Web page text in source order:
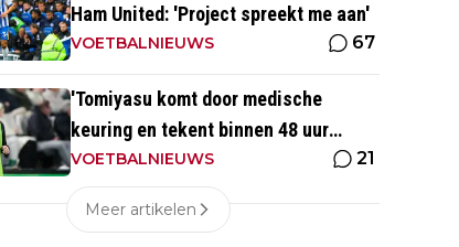
Ham United: 'Project spreekt me aan'
VOETBALNIEUWS 67
'Tomiyasu komt door medische
keuring en tekent binnen 48 uur
contract bij nieuwe club'
VOETBALNIEUWS 21
Meer artikelen